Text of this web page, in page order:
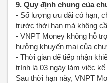
9. Quy định chung của
- Số lượng ưu đãi có hạn,
trước thời hạn mà không
- VNPT Money không hỗ
hưởng khuyến mại của
- Thời gian để tiếp nhận
trình là 03 ngày làm việc
Sau thời hạn này, VNPT